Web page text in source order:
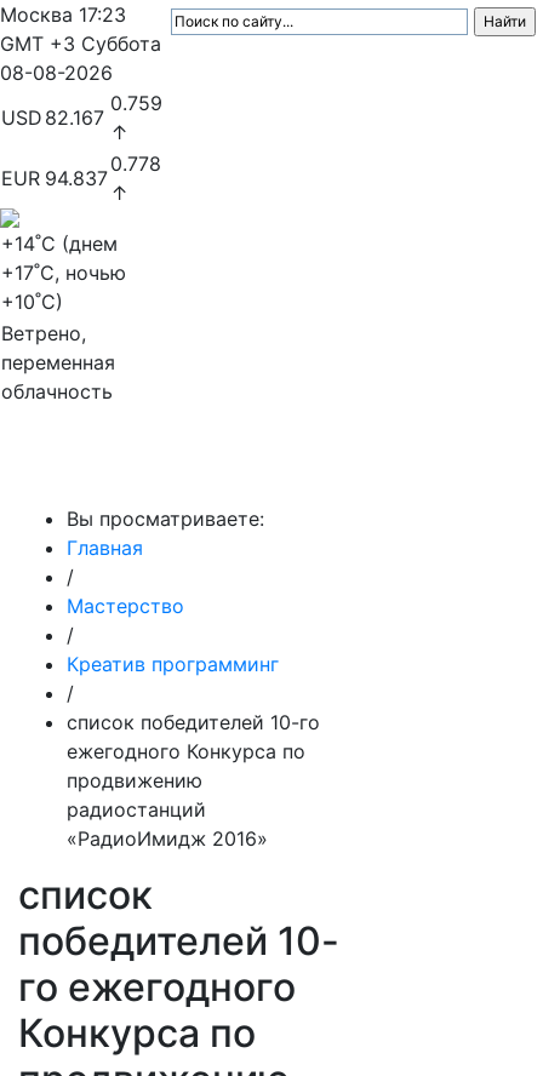
Москва 17:23
GMT +3 Суббота
08-08-2026
USD 82.167
0.759
↑
EUR 94.837
0.778
↑
+14˚C (днем
+17˚C, ночью
+10˚C)
Ветрено,
переменная
облачность
Вы просматриваете:
Главная
/
Мастерство
/
Креатив программинг
/
список победителей 10-го
ежегодного Конкурса по
продвижению
радиостанций
«РадиоИмидж 2016»
список
победителей 10-
го ежегодного
Конкурса по